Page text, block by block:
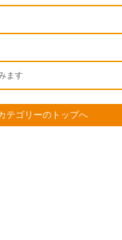
ます
テゴリーのトップへ